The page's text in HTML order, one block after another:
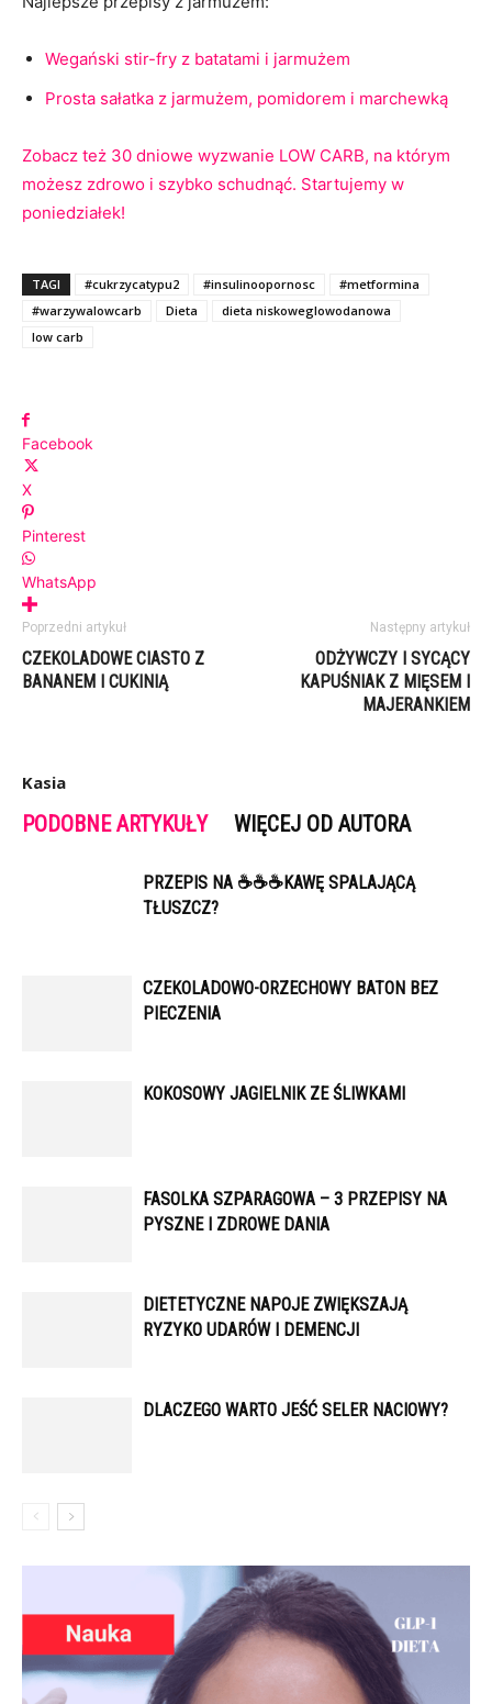
Wegański stir-fry z batatami i jarmużem
Prosta sałatka z jarmużem, pomidorem i marchewką
Zobacz też 30 dniowe wyzwanie LOW CARB, na którym
możesz zdrowo i szybko schudnąć. Startujemy w
poniedziałek!
TAGI #cukrzycatypu2 #insulinoopornosc
#metformina
#warzywalowcarb
Dieta
dieta niskoweglowodanowa
low carb
Facebook
X
Pinterest
WhatsApp
Poprzedni artykuł
CZEKOLADOWE CIASTO Z
BANANEM I CUKINIĄ
Następny artykuł
ODŻYWCZY I SYCĄCY
KAPUŚNIAK Z MIĘSEM I
MAJERANKIEM
Kasia
PODOBNE ARTYKUŁY WIĘCEJ OD AUTORA
PRZEPIS NA ☕️☕️☕️KAWĘ SPALAJĄCĄ
TŁUSZCZ?
CZEKOLADOWO-ORZECHOWY BATON BEZ
PIECZENIA
KOKOSOWY JAGIELNIK ZE ŚLIWKAMI
FASOLKA SZPARAGOWA – 3 PRZEPISY NA
PYSZNE I ZDROWE DANIA
DIETETYCZNE NAPOJE ZWIĘKSZAJĄ
RYZYKO UDARÓW I DEMENCJI
DLACZEGO WARTO JEŚĆ SELER NACIOWY?